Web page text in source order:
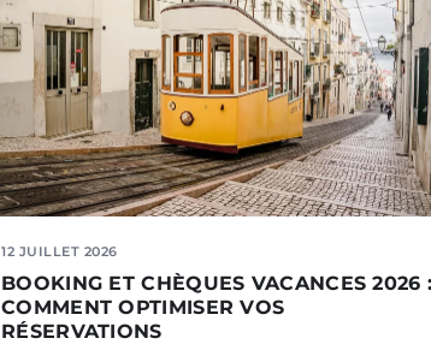
12 JUILLET 2026
BOOKING ET CHÈQUES VACANCES 2026
COMMENT OPTIMISER VOS
RÉSERVATIONS